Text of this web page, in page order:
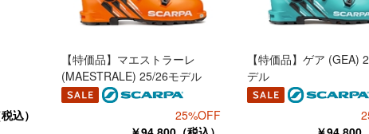
込）
【特価品】マエストラーレ
(MAESTRALE) 25/26モデル
25%OFF
【特価品】ゲア (GEA)
デル